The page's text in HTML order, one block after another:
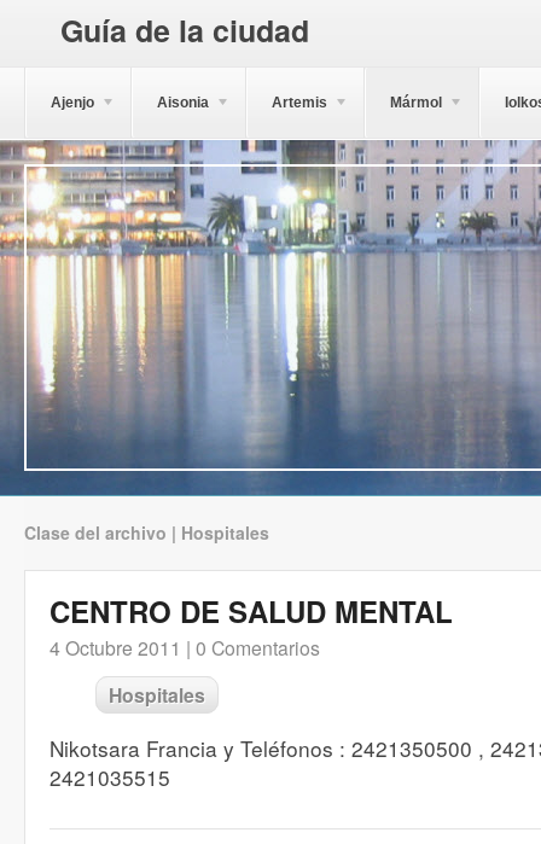
Guía de la ciudad
Ajenjo Aisonia Artemis Mármol
Clase del archivo | Hospitales
CENTRO DE SALUD MENTAL
4 Octubre 2011 | 0 Comentarios
Hospitales
Nikotsara Francia y Teléfonos : 2421350500 ,
2421035515